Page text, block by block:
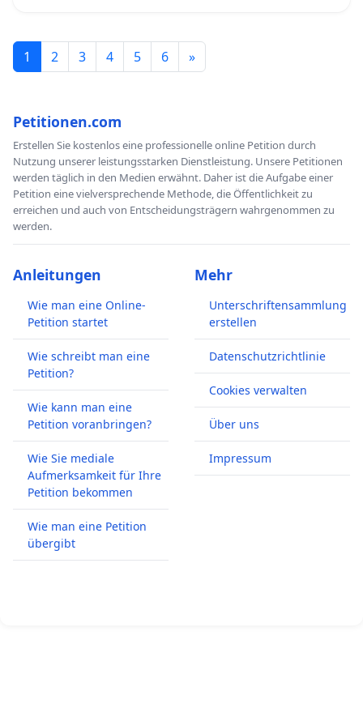
1 2 3 4 5 6 »
Petitionen.com
Erstellen Sie kostenlos eine professionelle online Petition durch
Nutzung unserer leistungsstarken Dienstleistung. Unsere Petitionen
werden täglich in den Medien erwähnt. Daher ist die Aufgabe einer
Petition eine vielversprechende Methode, die Öffentlichkeit zu
erreichen und auch von Entscheidungsträgern wahrgenommen zu
werden.
Anleitungen
Wie man eine Online-
Petition startet
Wie schreibt man eine
Petition?
Wie kann man eine
Petition voranbringen?
Wie Sie mediale
Aufmerksamkeit für Ihre
Petition bekommen
Wie man eine Petition
übergibt
Mehr
Unterschriftensammlung
erstellen
Datenschutzrichtlinie
Cookies verwalten
Über uns
Impressum